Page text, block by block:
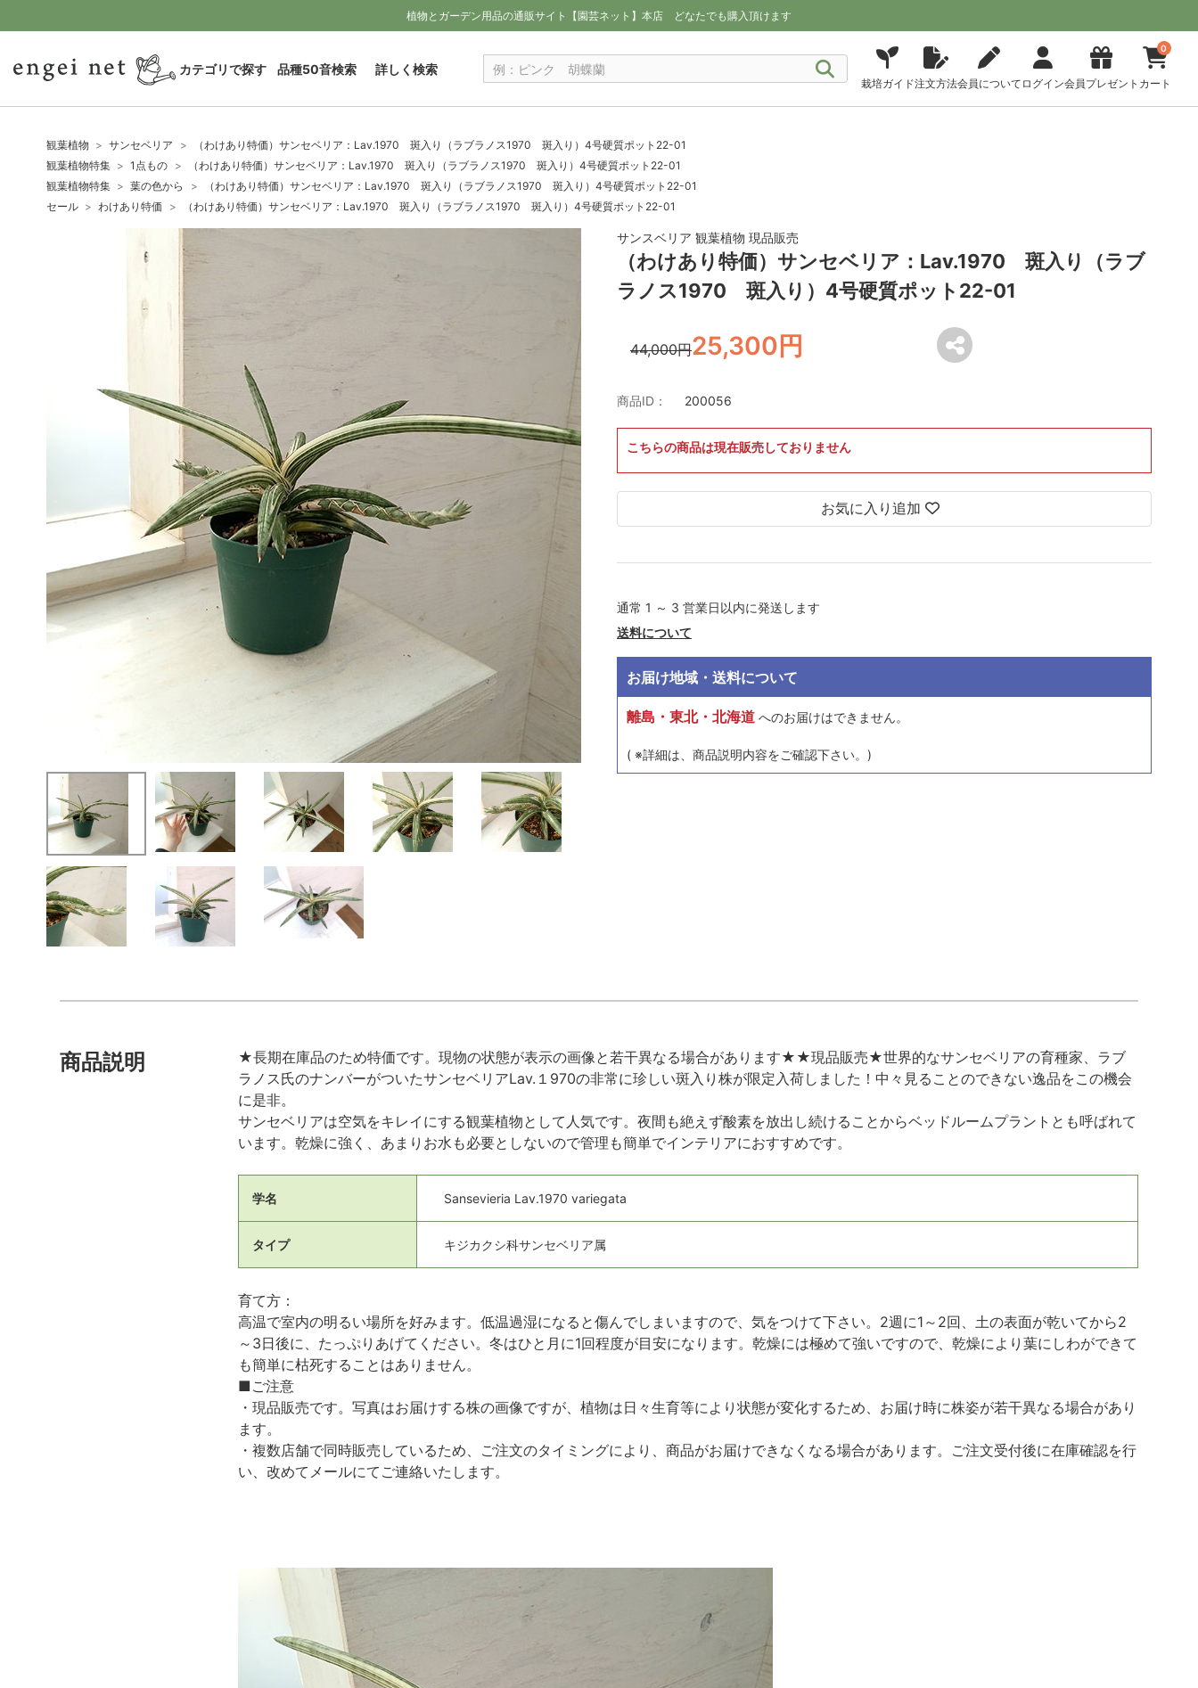
植物とガーデン用品の通販サイト【園芸ネット】本店 どなたでも購入頂けます
カテゴリで探す 品種50音検索 詳しく検索
栽培ガイド注文方法会員について ログイン会員プレゼント
0
カート
観葉植物 サンセベリア
（わけあり特価）サンセベリア：Lav.1970 斑入り（ラブラノス1970 斑入り）4号硬質ポット22-01
観葉植物特集
1点もの
（わけあり特価）サンセベリア：Lav.1970 斑入り（ラブラノス1970 斑入り）4号硬質ポット22-01
観葉植物特集
葉の色から
（わけあり特価）サンセベリア：Lav.1970 斑入り（ラブラノス1970 斑入り）4号硬質ポット22-01
セール
わけあり特価 （わけあり特価）サンセベリア：Lav.1970 斑入り（ラブラノス1970 斑入り）4号硬質ポット22-01
サンスベリア 観葉植物 現品販売
（わけあり特価）サンセベリア：Lav.1970 斑入り（ラブ
ラノス1970 斑入り）4号硬質ポット22-01
44,000円25,300円
商品ID： 200056
こちらの商品は現在販売しておりません
お気に入り追加
通常 1 ～ 3 営業日以内に発送します
送料について
お届け地域・送料について
離島・東北・北海道 へのお届けはできません。
( ※詳細は、商品説明内容をご確認下さい。)
商品説明
★長期在庫品のため特価です。現物の状態が表示の画像と若干異なる場合があります★★現品販売★世界的なサンセベリアの育種家、ラブ
ラノス氏のナンバーがついたサンセベリアLav.１970の非常に珍しい斑入り株が限定入荷しました！中々見ることのできない逸品をこの機会
に是非。
サンセベリアは空気をキレイにする観葉植物として人気です。夜間も絶えず酸素を放出し続けることからベッドルームプラントとも呼ばれて
います。乾燥に強く、あまりお水も必要としないので管理も簡単でインテリアにおすすめです。
学名 Sansevieria Lav.1970 variegata
タイプ キジカクシ科サンセベリア属
育て方：
高温で室内の明るい場所を好みます。低温過湿になると傷んでしまいますので、気をつけて下さい。2週に1～2回、土の表面が乾いてから2
～3日後に、たっぷりあげてください。冬はひと月に1回程度が目安になります。乾燥には極めて強いですので、乾燥により葉にしわができて
も簡単に枯死することはありません。
■ご注意
・現品販売です。写真はお届けする株の画像ですが、植物は日々生育等により状態が変化するため、お届け時に株姿が若干異なる場合があり
ます。
・複数店舗で同時販売しているため、ご注文のタイミングにより、商品がお届けできなくなる場合があります。ご注文受付後に在庫確認を行
い、改めてメールにてご連絡いたします。